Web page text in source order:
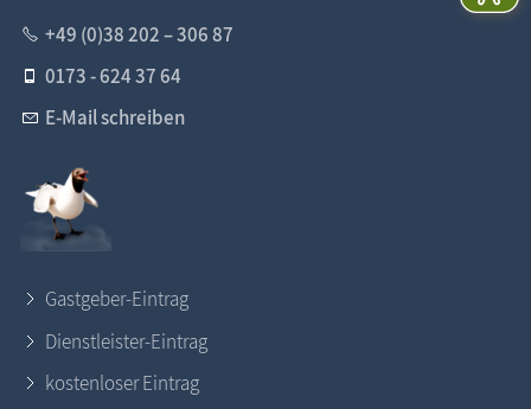
+49 (0)38 202 – 306 87
0173 - 624 37 64
E-Mail schreiben
Gastgeber-Eintrag
Dienstleister-Eintrag
kostenloser Eintrag